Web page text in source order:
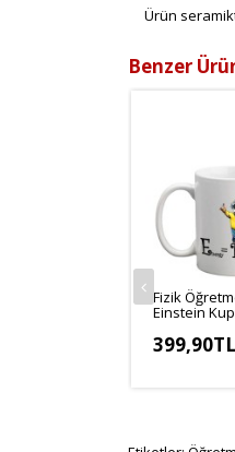
Ürün
Benzer
Fizik
Einstein
399,90TL